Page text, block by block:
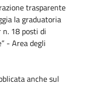
trasparente
la graduatoria
n. 18 posti di
- Area degli
anche sul